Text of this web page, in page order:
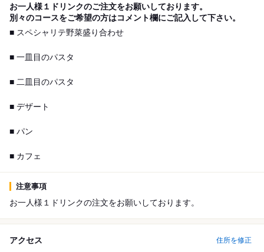
お一人様１ドリンクのご注文をお願いしております。
別々のコースをご希望の方はコメント欄にご記入して下さい。
■ スペシャリテ野菜盛り合わせ
■ 一皿目のパスタ
■ 二皿目のパスタ
■ デザート
■ パン
■ カフェ
注意事項
お一人様１ドリンクの注文をお願いしております。
アクセス 住所を修正